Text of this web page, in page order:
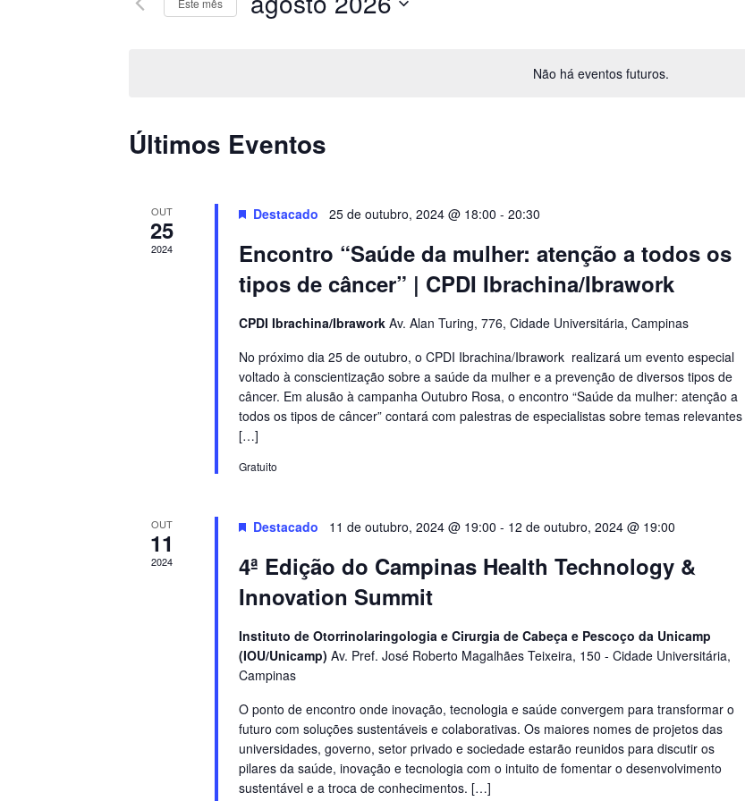
Não há eventos futuros.
EVENTOS
Pesquisa
Este mês
CALENDÁRIOR
EVENTOS
Últimos Eventos
OUT
25
2024
Destacado 25 de outubro, 2024 @ 18:00 - 20:30
Encontro “Saúde da mulher: atenção a todos os
tipos de câncer” | CPDI Ibrachina/Ibrawork
CPDI Ibrachina/Ibrawork Av. Alan Turing, 776, Cidade Universitária, Campinas
No próximo dia 25 de outubro, o CPDI Ibrachina/Ibrawork realizará um evento especial
voltado à conscientização sobre a saúde da mulher e a prevenção de diversos tipos de
câncer. Em alusão à campanha Outubro Rosa, o encontro “Saúde da mulher: atenção a
todos os tipos de câncer” contará com palestras de especialistas sobre temas relevantes
[…]
Gratuito
OUT
11
2024
Destacado 11 de outubro, 2024 @ 19:00 - 12 de outubro, 2024 @ 19:00
4ª Edição do Campinas Health Technology &
Innovation Summit
Instituto de Otorrinolaringologia e Cirurgia de Cabeça e Pescoço da Unicamp
(IOU/Unicamp) Av. Pref. José Roberto Magalhães Teixeira, 150 - Cidade Universitária,
Campinas
O ponto de encontro onde inovação, tecnologia e saúde convergem para transformar o
futuro com soluções sustentáveis e colaborativas. Os maiores nomes de projetos das
universidades, governo, setor privado e sociedade estarão reunidos para discutir os
pilares da saúde, inovação e tecnologia com o intuito de fomentar o desenvolvimento
sustentável e a troca de conhecimentos. […]